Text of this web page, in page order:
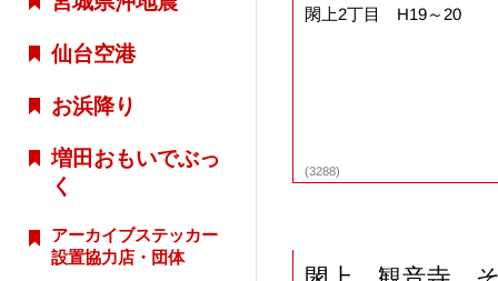
仙台空港
お浜降り
増田おもいでぶっ
く
アーカイブステッカー
設置協力店・団体
閖上2丁目 H19～20
(3288)